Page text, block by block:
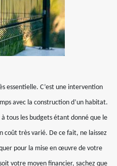
essentielle. C’est une intervention
avec la construction d’un habitat.
tous les budgets étant donné que le
coût très varié. De ce fait, ne laissez
pour la mise en œuvre de votre
votre moyen financier, sachez que